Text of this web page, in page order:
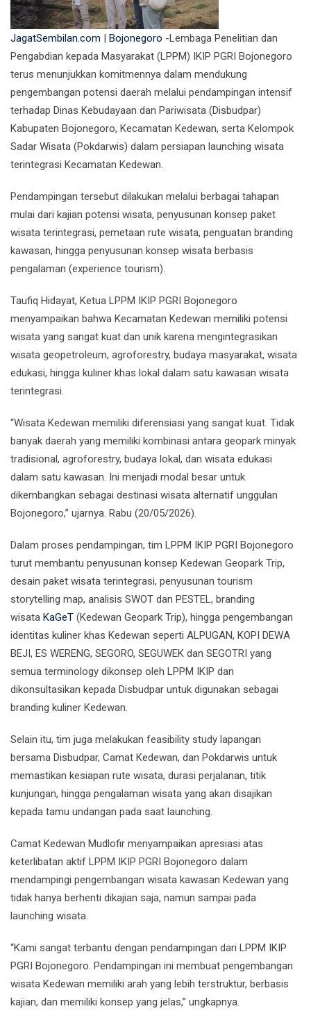
JagatSembilan.com | Bojonegoro -Lembaga Penelitian dan
Pengabdian kepada Masyarakat (LPPM) IKIP PGRI Bojonegoro
terus menunjukkan komitmennya dalam mendukung
pengembangan potensi daerah melalui pendampingan intensif
terhadap Dinas Kebudayaan dan Pariwisata (Disbudpar)
Kabupaten Bojonegoro, Kecamatan Kedewan, serta Kelompok
Sadar Wisata (Pokdarwis) dalam persiapan launching wisata
terintegrasi Kecamatan Kedewan.
Pendampingan tersebut dilakukan melalui berbagai tahapan
mulai dari kajian potensi wisata, penyusunan konsep paket
wisata terintegrasi, pemetaan rute wisata, penguatan branding
kawasan, hingga penyusunan konsep wisata berbasis
pengalaman (experience tourism).
Taufiq Hidayat, Ketua LPPM IKIP PGRI Bojonegoro
menyampaikan bahwa Kecamatan Kedewan memiliki potensi
wisata yang sangat kuat dan unik karena mengintegrasikan
wisata geopetroleum, agroforestry, budaya masyarakat, wisata
edukasi, hingga kuliner khas lokal dalam satu kawasan wisata
terintegrasi.
“Wisata Kedewan memiliki diferensiasi yang sangat kuat. Tidak
banyak daerah yang memiliki kombinasi antara geopark minyak
tradisional, agroforestry, budaya lokal, dan wisata edukasi
dalam satu kawasan. Ini menjadi modal besar untuk
dikembangkan sebagai destinasi wisata alternatif unggulan
Bojonegoro,” ujarnya. Rabu (20/05/2026).
Dalam proses pendampingan, tim LPPM IKIP PGRI Bojonegoro
turut membantu penyusunan konsep Kedewan Geopark Trip,
desain paket wisata terintegrasi, penyusunan tourism
storytelling map, analisis SWOT dan PESTEL, branding
wisata KaGeT (Kedewan Geopark Trip), hingga pengembangan
identitas kuliner khas Kedewan seperti ALPUGAN, KOPI DEWA
BEJI, ES WERENG, SEGORO, SEGUWEK dan SEGOTRI yang
semua terminology dikonsep oleh LPPM IKIP dan
dikonsultasikan kepada Disbudpar untuk digunakan sebagai
branding kuliner Kedewan.
Selain itu, tim juga melakukan feasibility study lapangan
bersama Disbudpar, Camat Kedewan, dan Pokdarwis untuk
memastikan kesiapan rute wisata, durasi perjalanan, titik
kunjungan, hingga pengalaman wisata yang akan disajikan
kepada tamu undangan pada saat launching.
Camat Kedewan Mudlofir menyampaikan apresiasi atas
keterlibatan aktif LPPM IKIP PGRI Bojonegoro dalam
mendampingi pengembangan wisata kawasan Kedewan yang
tidak hanya berhenti dikajian saja, namun sampai pada
launching wisata.
“Kami sangat terbantu dengan pendampingan dari LPPM IKIP
PGRI Bojonegoro. Pendampingan ini membuat pengembangan
wisata Kedewan memiliki arah yang lebih terstruktur, berbasis
kajian, dan memiliki konsep yang jelas,” ungkapnya.